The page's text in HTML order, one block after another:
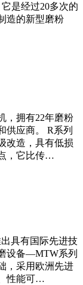
是经过20多次的
造的新型磨粉
，拥有22年磨粉
供应商。 R系列
改造，具有低损
，它比传…
具有国际先进技
设备—MTW系列
，采用欧洲先进
性能可…